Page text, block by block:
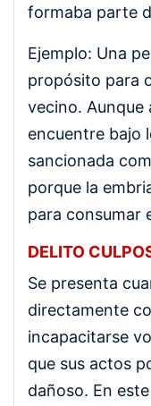
formaba parte
Ejemplo: Una
propósito para
vecino. Aunque
encuentre bajo
sancionada
porque la
para consumar
DELITO
Se presenta
directamente
incapacitarse
que sus actos
dañoso. En